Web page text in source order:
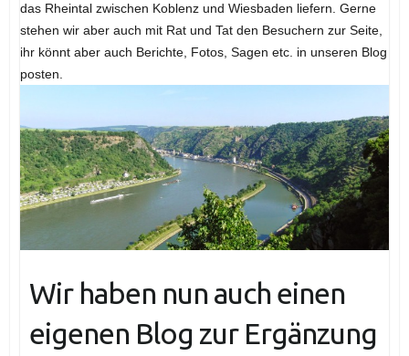
das Rheintal zwischen Koblenz und Wiesbaden liefern. Gerne
stehen wir aber auch mit Rat und Tat den Besuchern zur Seite,
ihr könnt aber auch Berichte, Fotos, Sagen etc. in unseren Blog
posten.
Wir haben nun auch einen
eigenen Blog zur Ergänzung